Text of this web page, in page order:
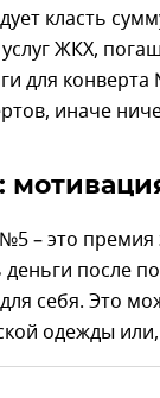
класть
ЖКХ,
для
иначе
– это
деньги после
себя. Это
одежды